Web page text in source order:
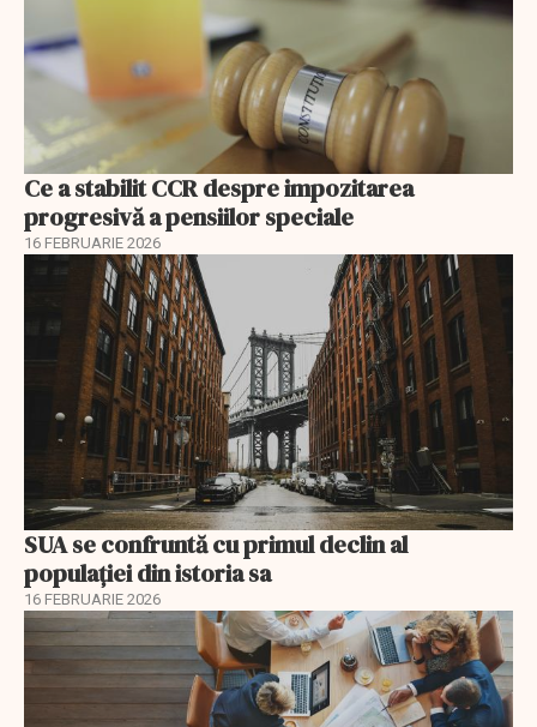
Ce a stabilit CCR despre impozitarea
progresivă a pensiilor speciale
16 FEBRUARIE 2026
SUA se confruntă cu primul declin al
populației din istoria sa
16 FEBRUARIE 2026